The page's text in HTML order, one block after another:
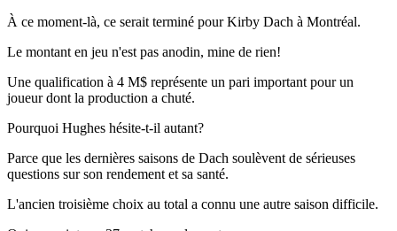
À ce moment-là, ce serait terminé pour Kirby Dach à Montréal.
Le montant en jeu n'est pas anodin, mine de rien!
Une qualification à 4 M$ représente un pari important pour un
joueur dont la production a chuté.
Pourquoi Hughes hésite-t-il autant?
Parce que les dernières saisons de Dach soulèvent de sérieuses
questions sur son rendement et sa santé.
L'ancien troisième choix au total a connu une autre saison difficile.